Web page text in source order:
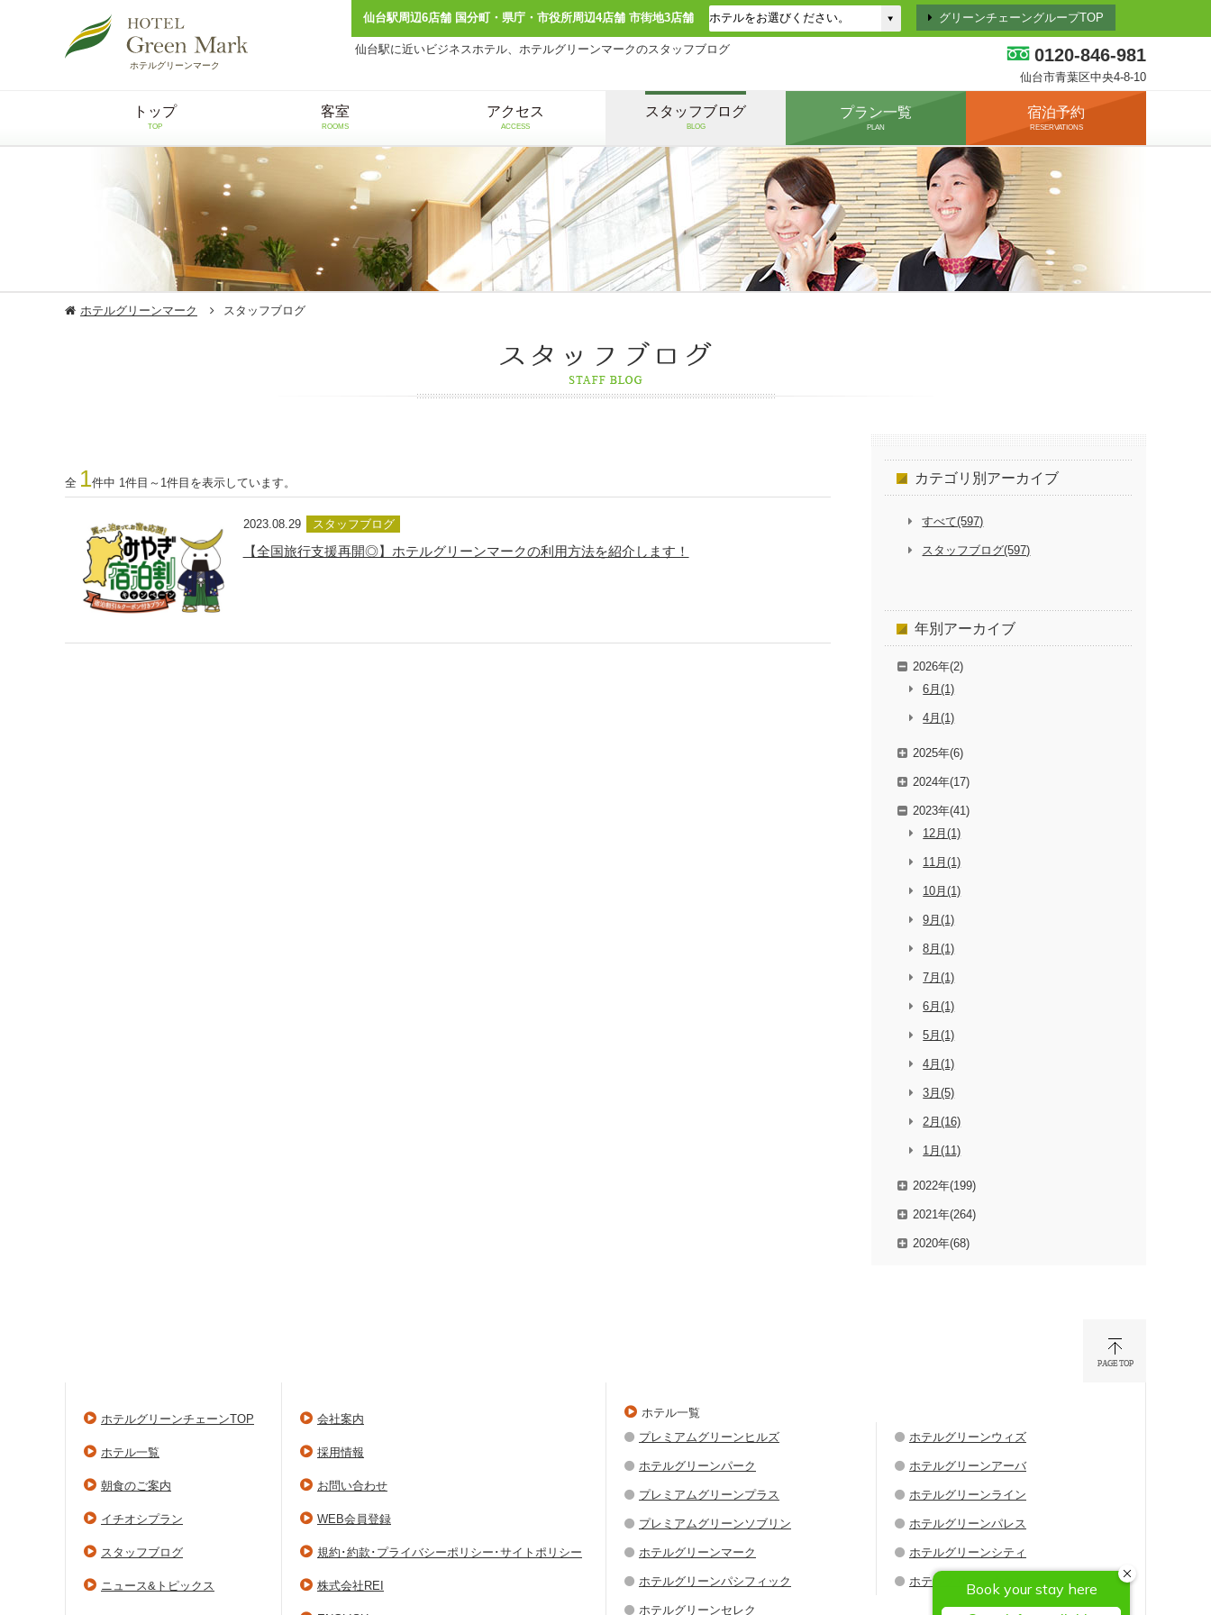
仙台駅周辺6店舗 国分町・県庁・市役所周辺4店舗 市街地3店舗 グリーンチェーングループTOP
ホテルグリーンマーク
仙台駅に近いビジネスホテル、ホテルグリーンマークのスタッフブログ 0120-846-981
仙台市青葉区中央4-8-10
トップ
TOP
客室
ROOMS
アクセス
ACCESS
スタッフブログ
BLOG
プラン一覧
PLAN
宿泊予約
RESERVATIONS
ホテルグリーンマーク スタッフブログ
全 1件中 1件目～1件目を表示しています。
2023.08.29 スタッフブログ
【全国旅行支援再開◎】ホテルグリーンマークの利用方法を紹介します！
カテゴリ別アーカイブ
すべて(597)
スタッフブログ(597)
年別アーカイブ
2026年(2)
6月(1)
4月(1)
2025年(6)
2024年(17)
2023年(41)
12月(1)
11月(1)
10月(1)
9月(1)
8月(1)
7月(1)
6月(1)
5月(1)
4月(1)
3月(5)
2月(16)
1月(11)
2022年(199)
2021年(264)
2020年(68)
ホテルグリーンチェーンTOP
ホテル一覧
朝食のご案内
イチオシプラン
スタッフブログ
ニュース&トピックス
会社案内
採用情報
お問い合わせ
WEB会員登録
規約･約款･プライバシーポリシー･サイトポリシー
株式会社REI
ホテル一覧
プレミアムグリーンヒルズ
ホテルグリーンパーク
プレミアムグリーンプラス
プレミアムグリーンソブリン
ホテルグリーンマーク
ホテルグリーンパシフィック
ホテルグリーンセレク
ホテルグリーンウィズ
ホテルグリーンアーバ
ホテルグリーンライン
ホテルグリーンパレス
ホテルグリーンシティ
ホテルグリーンウエル